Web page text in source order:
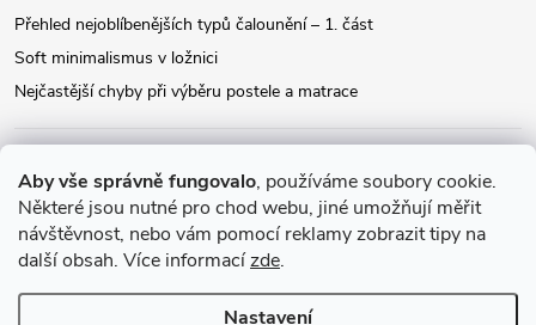
Aby vše správně fungovalo, používáme soubory cookie.
Některé jsou nutné pro chod webu, jiné umožňují měřit
návštěvnost, nebo vám pomocí reklamy zobrazit tipy na
další obsah. Více informacízde.
Nastavení
Přehled nejoblíbenějších typů čalounění – 1. část
Soft minimalismus v ložnici
Nejčastější chyby při výběru postele a matrace
Instagram